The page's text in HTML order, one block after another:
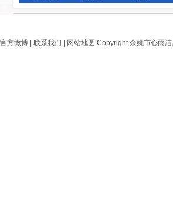
官方微博 联系我们 网站地图 Copyright 余姚市心雨